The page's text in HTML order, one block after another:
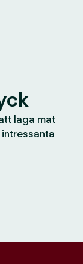
laga mat